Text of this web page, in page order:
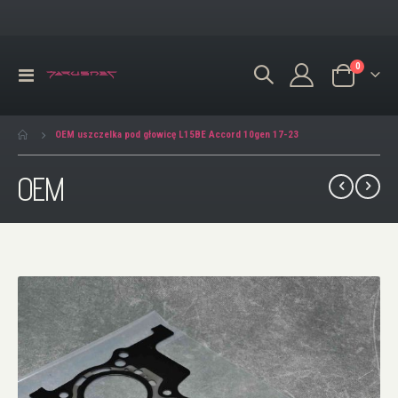
Przełącznik
Koszyk
0produkty/
OEM uszczelka pod głowicę L15BE Accord 10gen 17-23
OEM
Przejdź
koniec
galerii